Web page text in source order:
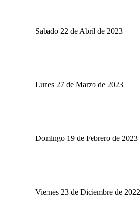
Sabado 22 de Abril de 2023
Lunes 27 de Marzo de 2023
Domingo 19 de Febrero de 2023
Viernes 23 de Diciembre de 2022